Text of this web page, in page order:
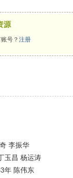
源
号？ 注册
李振华
玉昌 杨运涛
年 陈伟东